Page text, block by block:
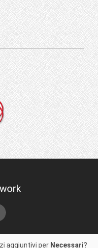
iva 01673670228, cf.
aggiuntivi per Necessari?